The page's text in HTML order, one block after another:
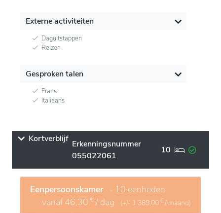
Externe activiteiten
Daguitstappen
Reizen
Gesproken talen
Frans
Italiaans
Kortverblijf Erkenningsnummer
055022061
10
Eenpersoonskamer - 10 eenheden
vanaf46,30 € / dag (+/- 1.389,00 € / maand)